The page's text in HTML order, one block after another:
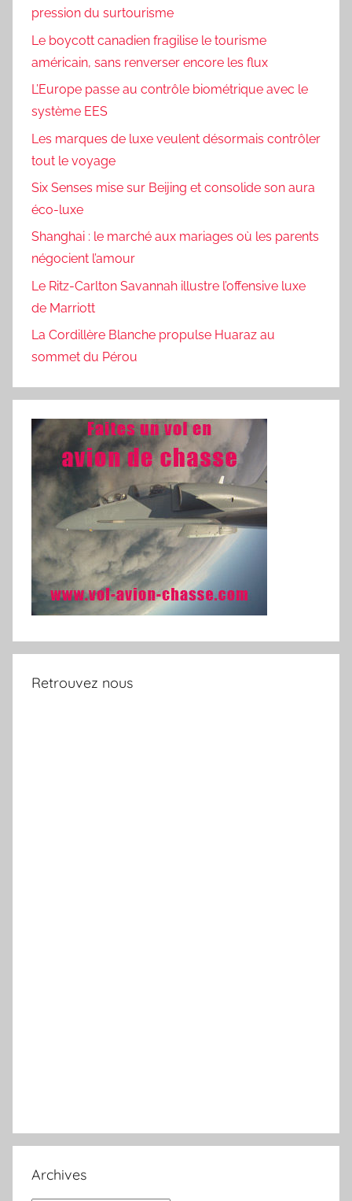
pression du surtourisme
Le boycott canadien fragilise le tourisme
américain, sans renverser encore les flux
L’Europe passe au contrôle biométrique avec le
système EES
Les marques de luxe veulent désormais contrôler
tout le voyage
Six Senses mise sur Beijing et consolide son aura
éco-luxe
Shanghai : le marché aux mariages où les parents
négocient l’amour
Le Ritz-Carlton Savannah illustre l’offensive luxe
de Marriott
La Cordillère Blanche propulse Huaraz au
sommet du Pérou
Retrouvez nous
Archives